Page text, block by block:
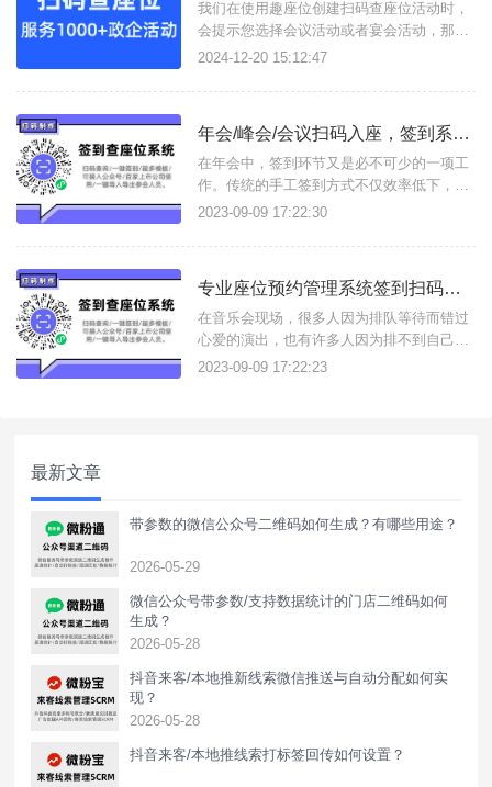
我们在使用趣座位创建扫码查座位活动时，
会提示您选择会议活动或者宴会活动，那么
两者有什么区别呢？{查座位}1、会议活动类
2024-12-20 15:12:47
年会/峰会/会议扫码入座，签到系统，会议管理更高效
在年会中，签到环节又是必不可少的一项工
作。传统的手工签到方式不仅效率低下，还
容易出现错误，而专业座位预约管理系统年
题。
2023-09-09 17:22:30
专业座位预约管理系统签到扫码查座位系统：音乐会管理的智慧助手
在音乐会现场，很多人因为排队等待而错过
心爱的演出，也有许多人因为排不到自己想
要的座位而影响心情，有的人因为找不到自
2023-09-09 17:22:23
最新文章
带参数的微信公众号二维码如何生成？有哪些用途？
2026-05-29
微信公众号带参数/支持数据统计的门店二维码如何
生成？
2026-05-28
抖音来客/本地推新线索微信推送与自动分配如何实
现？
2026-05-28
抖音来客/本地推线索打标签回传如何设置？